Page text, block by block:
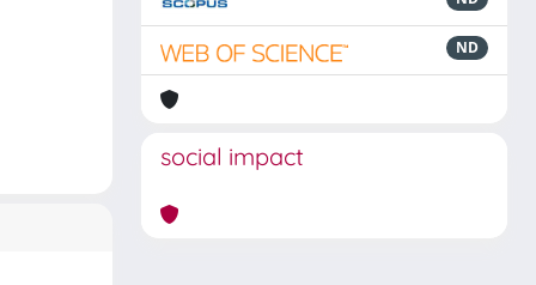
ND
social impact